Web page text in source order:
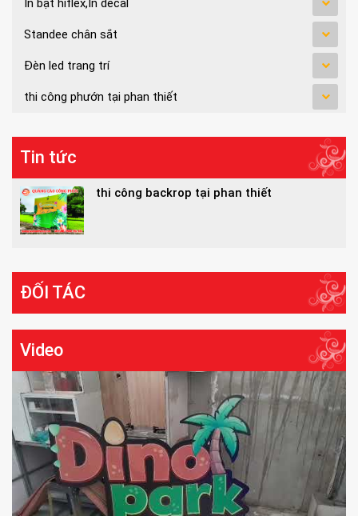
In bạt hiflex,In decal
Standee chân sắt
Đèn led trang trí
thi công phướn tại phan thiết
Tin tức
thi công backrop tại phan thiết
ĐỐI TÁC
Video